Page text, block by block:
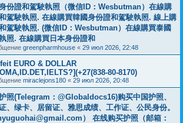
份證和駕駛執照（微信ID：Wesbutman）在線購
駕駛執照. 在線購買韓國身份證和駕駛執照. 線上購
駕駛執照. (微信ID：Wesbutman）在線購買泰國
照. 在線購買日本身份證和
greenpharmhouse « 29 июл 2026, 22:48
EURO & DOLLAR
80-8170)
miraclejons180 « 29 июл 2026, 20:48
照(Telegram：@Globaldocs16)购买中国护照、
、绿卡、居留证、雅思成绩、工作证、公民身份。
） 在线购买护照（邮箱：